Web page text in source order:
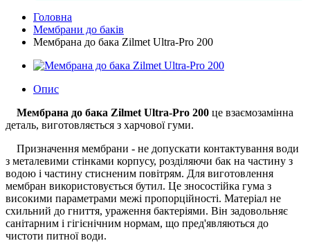
Головна
Мембрани до баків
Мембрана до бака Zilmet Ultra-Pro 200
Опис
Мембрана до бака Zilmet Ultra-Pro 200 це взаємозамінна
деталь, виготовляється з харчової гуми.
Призначення мембрани - не допускати контактування води
з металевими стінками корпусу, розділяючи бак на частину з
водою і частину стисненим повітрям. Для виготовлення
мембран використовується бутил. Це зносостійка гума з
високими параметрами межі пропорційності. Матеріал не
схильний до гниття, ураження бактеріями. Він задовольняє
санітарним і гігієнічним нормам, що пред'являються до
чистоти питної води.